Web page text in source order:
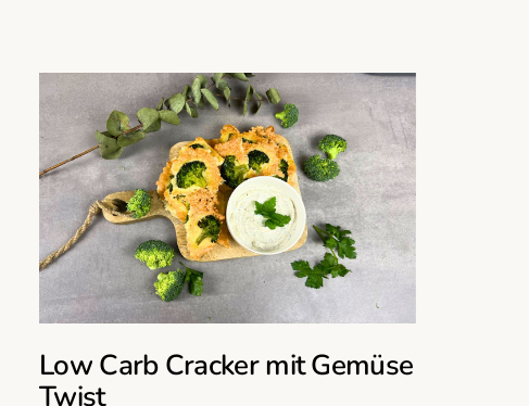
Low Carb Cracker mit Gemüse
Twist